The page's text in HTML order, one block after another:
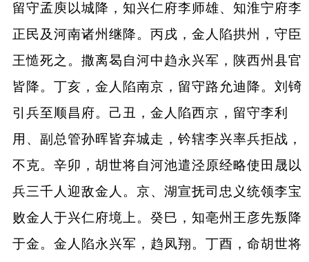
留守孟庾以城降，知兴仁府李师雄、知淮宁府李
正民及河南诸州继降。丙戌，金人陷拱州，守臣
王慥死之。撒离曷自河中趋永兴军，陕西州县官
皆降。丁亥，金人陷南京，留守路允迪降。刘锜
引兵至顺昌府。己丑，金人陷西京，留守李利
用、副总管孙晖皆弃城走，钤辖李兴率兵拒战，
不克。辛卯，胡世将自河池遣泾原经略使田晟以
兵三千人迎敌金人。京、湖宣抚司忠义统领李宝
败金人于兴仁府境上。癸巳，知亳州王彦先叛降
于金。金人陷永兴军，趋凤翔。丁酉，命胡世将